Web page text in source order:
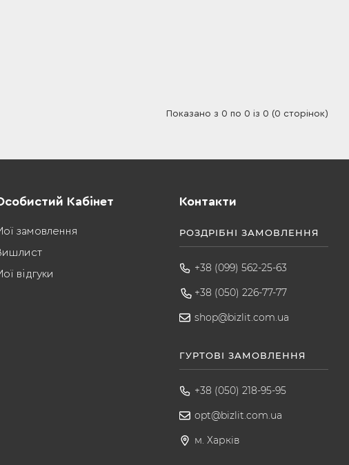
Показано з 0 по 0 із 0 (0 сторінок)
Кабінет
замовлення
відгуки
Контакти
РОЗДРІБНІ ЗАМОВЛЕННЯ
+38 (099) 562-25-63
+38 (050) 226-77-77
shop@bizlit.com.ua
ГУРТОВІ ЗАМОВЛЕННЯ
+38 (050) 218-95-95
opt@bizlit.com.ua
м. Харків